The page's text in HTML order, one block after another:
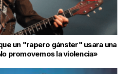
un "rapero gánster" usara una
promovemos la violencia»